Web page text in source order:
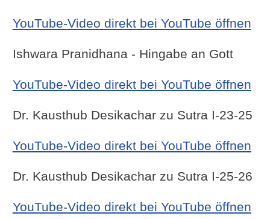
YouTube-Video direkt bei YouTube öffnen
Ishwara Pranidhana - Hingabe an Gott
YouTube-Video direkt bei YouTube öffnen
Dr. Kausthub Desikachar zu Sutra I-23-25
YouTube-Video direkt bei YouTube öffnen
Dr. Kausthub Desikachar zu Sutra I-25-26
YouTube-Video direkt bei YouTube öffnen